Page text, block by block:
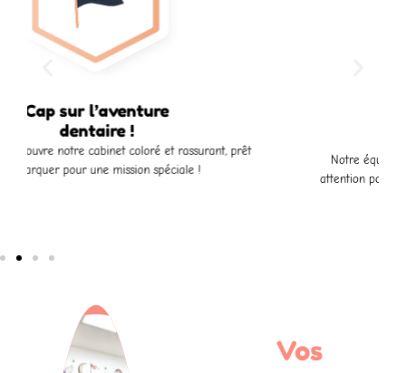
À la découverte
Notre équipe explore son sourire avec douceur et
attention pour repérer les indices cachés (examens et
Vos